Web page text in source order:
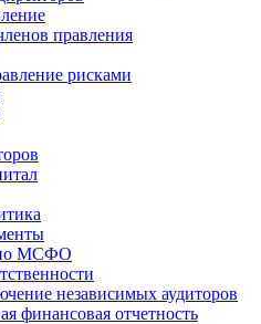
правления
рисками
по МСФО
независимых аудиторов
финансовая отчетность